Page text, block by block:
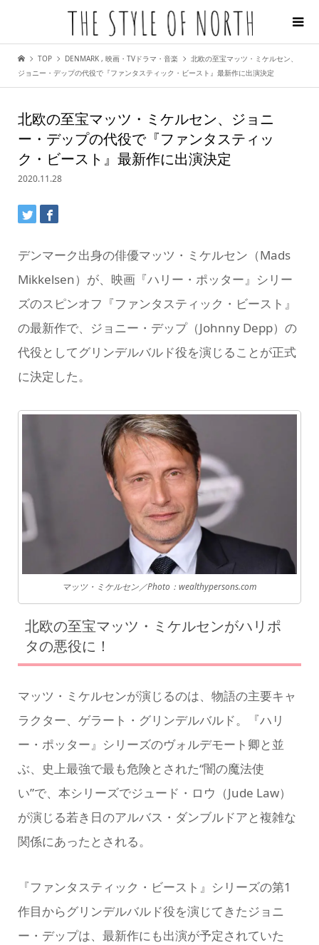
TOP DENMARK , 映画・TVドラマ・音楽
北欧の至宝マッツ・ミケルセン、
ジョニー・デップの代役で『ファンタスティック・ビースト』最新作に出演決定
北欧の至宝マッツ・ミケルセン、ジョニ
ー・デップの代役で『ファンタスティッ
ク・ビースト』最新作に出演決定
2020.11.28
デンマーク出身の俳優マッツ・ミケルセン（Mads
Mikkelsen）が、映画『ハリー・ポッター』シリー
ズのスピンオフ『ファンタスティック・ビースト』
の最新作で、ジョニー・デップ（Johnny Depp）の
代役としてグリンデルバルド役を演じることが正式
に決定した。
マッツ・ミケルセン／Photo：wealthypersons.com
北欧の至宝マッツ・ミケルセンがハリポ
タの悪役に！
マッツ・ミケルセンが演じるのは、物語の主要キャ
ラクター、ゲラート・グリンデルバルド。『ハリ
ー・ポッター』シリーズのヴォルデモート卿と並
ぶ、史上最強で最も危険とされた“闇の魔法使
い”で、本シリーズでジュード・ロウ（Jude Law）
が演じる若き日のアルバス・ダンブルドアと複雑な
関係にあったとされる。
『ファンタスティック・ビースト』シリーズの第1
作目からグリンデルバルド役を演じてきたジョニ
ー・デップは、最新作にも出演が予定されていた